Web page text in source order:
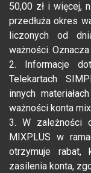
50,00 zł i więcej,
przedłuża okres
liczonych od
ważności.
2. Informacje
Telekartach
innych
ważności konta
3. W zależności
MIXPLUS w
otrzymuje rabat,
zasilenia konta,